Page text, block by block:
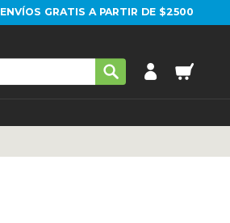
ENVÍOS GRATIS A PARTIR DE $2500